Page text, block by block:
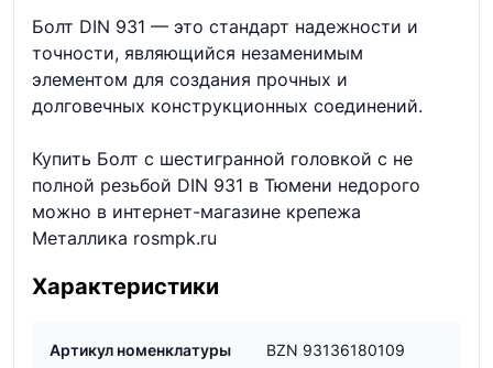
Болт DIN 931 — это стандарт надежности и
точности, являющийся незаменимым
элементом для создания прочных и
долговечных конструкционных соединений.
Купить Болт с шестигранной головкой с не
полной резьбой DIN 931 в Тюмени недорого
можно в интернет-магазине крепежа
Металлика rosmpk.ru
Характеристики
Артикул номенклатуры BZN 93136180109